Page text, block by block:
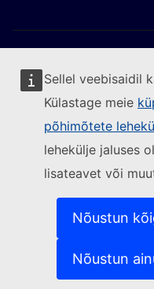
Sellel veebisaidil
Külastage meie
põhimõtete
lehekülje jaluses
lisateavet või
Nõustun
Nõustun
Jälgige Euroopa
Võtke meiega ühendust
Teatage turvanõrkusest
Keeled meie
(Välislink)
Isikuandmete kaitse
Õigusteave (Välislink)